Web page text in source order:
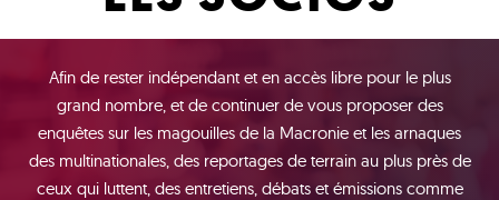
Afin de rester indépendant et en accès libre pour le plus
grand nombre, et de continuer de vous proposer des
enquêtes sur les magouilles de la Macronie et les arnaques
des multinationales, des reportages de terrain au plus près de
ceux qui luttent, des entretiens, débats et émissions comme